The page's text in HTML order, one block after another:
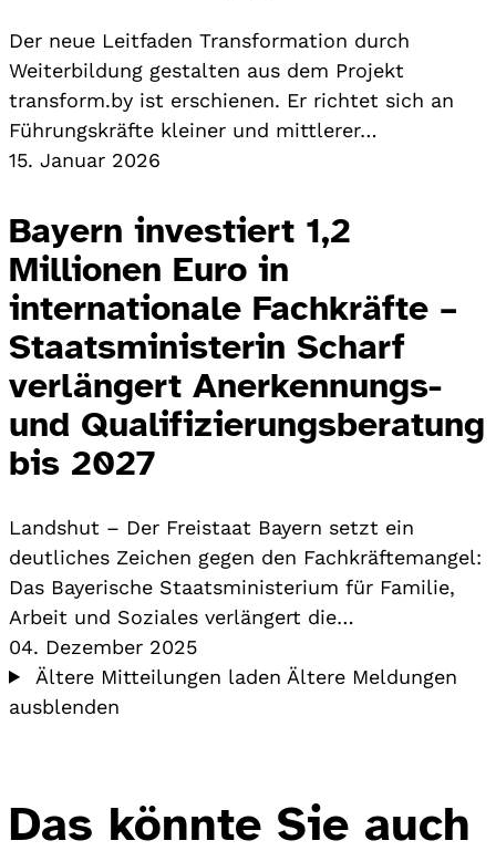
Der neue Leitfaden Transformation durch
Weiterbildung gestalten aus dem Projekt
transform.by ist erschienen. Er richtet sich an
Führungskräfte kleiner und mittlerer…
15. Januar 2026
Bayern investiert 1,2
Millionen Euro in
internationale Fachkräfte –
Staatsministerin Scharf
verlängert Anerkennungs-
und Qualifizierungsberatung
bis 2027
Landshut – Der Freistaat Bayern setzt ein
deutliches Zeichen gegen den Fachkräftemangel:
Das Bayerische Staatsministerium für Familie,
Arbeit und Soziales verlängert die…
04. Dezember 2025
Ältere Mitteilungen laden Ältere Meldungen
ausblenden
Das könnte Sie auch